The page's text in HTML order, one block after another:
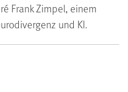
Frank Zimpel, einem
und KI.